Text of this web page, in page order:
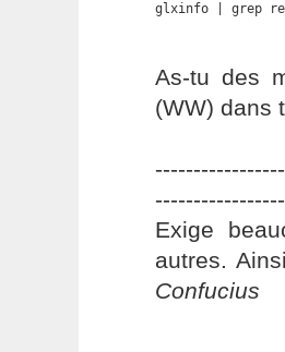
glxinfo | grep
As-tu des
(WW) dans
Exige
autres.
Confucius